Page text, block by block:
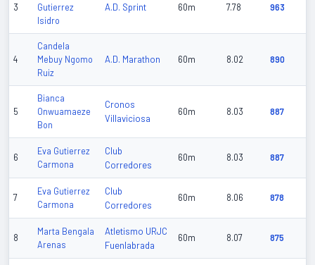
3
Gutierrez
Isidro
A.D. Sprint 60m 7.78 963
4
Candela
Mebuy Ngomo
Ruiz
A.D. Marathon 60m 8.02 890
5
Bianca
Onwuamaeze
Bon
Cronos
Villaviciosa
60m 8.03 887
6
Eva Gutierrez
Carmona
Club
Corredores
60m 8.03 887
7
Eva Gutierrez
Carmona
Club
Corredores
60m 8.06 878
8
Marta Bengala
Arenas
Atletismo URJC
Fuenlabrada
60m 8.07 875